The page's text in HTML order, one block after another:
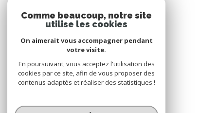
Nous adhérons
© 2026 | Tous droits réservés
Comme beaucoup, notre site
utilise les cookies
On aimerait vous accompagner pendant
votre visite.
En poursuivant, vous acceptez l'utilisation des
cookies par ce site, afin de vous proposer des
contenus adaptés et réaliser des statistiques !